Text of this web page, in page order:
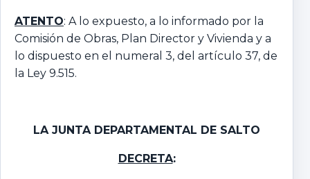
ATENTO: A lo expuesto, a lo informado por la
Comisión de Obras, Plan Director y Vivienda y a
lo dispuesto en el numeral 3, del artículo 37, de
la Ley 9.515.
LA JUNTA DEPARTAMENTAL DE SALTO
DECRETA: